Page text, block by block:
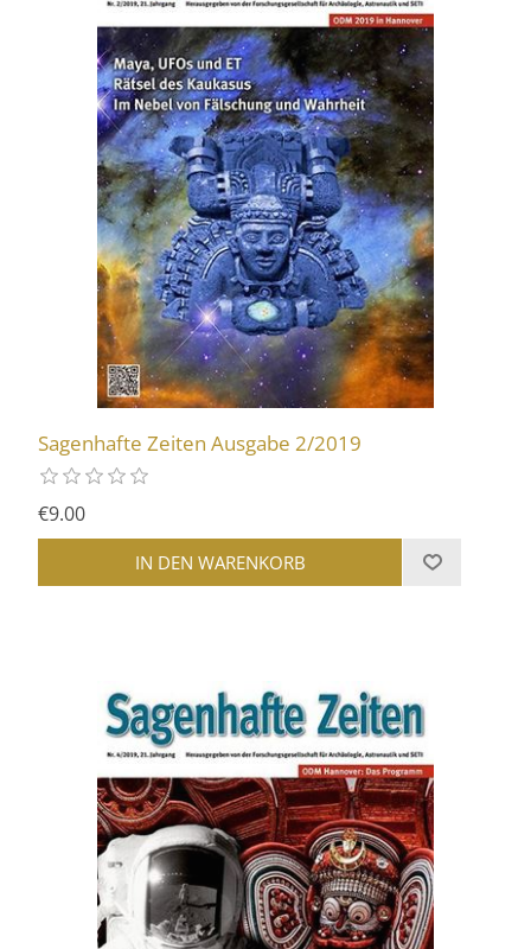
Sagenhafte Zeiten Ausgabe 2/2019
€9.00